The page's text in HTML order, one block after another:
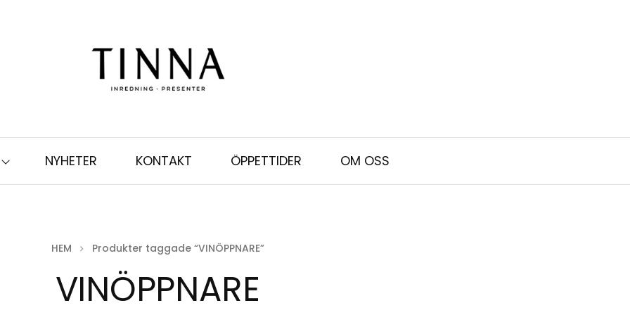
NYHETER KONTAKT ÖPPETTIDER OM OSS
HEM Produkter taggade “VINÖPPNARE”
VINÖPPNARE